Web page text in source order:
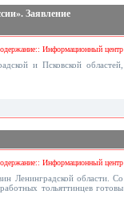
Заявление
Информационный центр
и Псковской областей,
Информационный центр
Ленинградской области. Со
тольяттинцев готовы